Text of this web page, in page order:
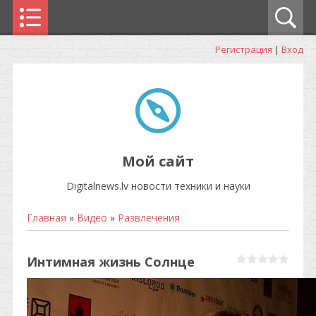
Регистрация | Вход
Мой сайт
Digitalnews.lv новости техники и науки
Главная » Видео » Развлечения
Интимная жизнь Солнце